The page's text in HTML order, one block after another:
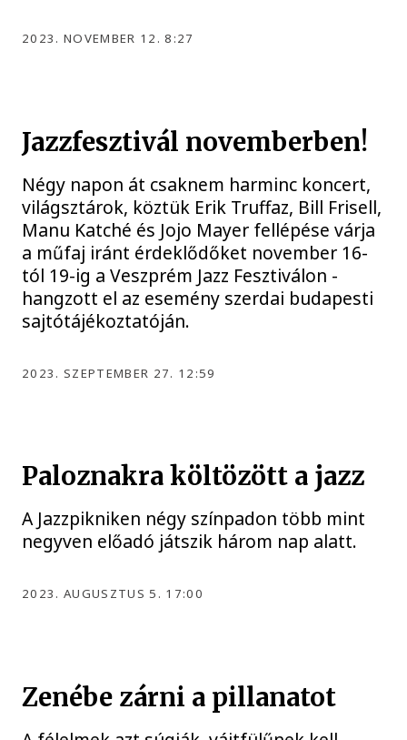
2023. NOVEMBER 12. 8:27
Jazzfesztivál novemberben!
Négy napon át csaknem harminc koncert,
világsztárok, köztük Erik Truffaz, Bill Frisell,
Manu Katché és Jojo Mayer fellépése várja
a műfaj iránt érdeklődőket november 16-
tól 19-ig a Veszprém Jazz Fesztiválon -
hangzott el az esemény szerdai budapesti
sajtótájékoztatóján.
2023. SZEPTEMBER 27. 12:59
Paloznakra költözött a jazz
A Jazzpikniken négy színpadon több mint
negyven előadó játszik három nap alatt.
2023. AUGUSZTUS 5. 17:00
Zenébe zárni a pillanatot